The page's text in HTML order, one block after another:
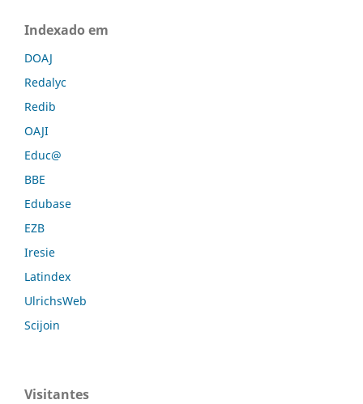
Indexado em
DOAJ
Redalyc
Redib
OAJI
Educ@
BBE
Edubase
EZB
Iresie
Latindex
UlrichsWeb
Scijoin
Visitantes